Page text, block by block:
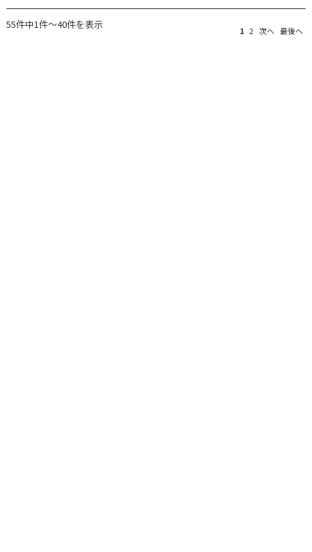
55件中1件～40件を表示 1 2 次へ 最後へ